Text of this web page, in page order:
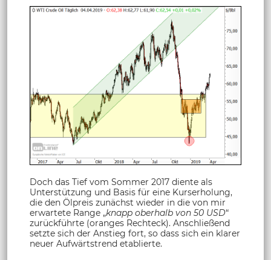
Doch das Tief vom Sommer 2017 diente als
Unterstützung und Basis für eine Kurserholung,
die den Ölpreis zunächst wieder in die von mir
erwartete Range „knapp oberhalb von 50 USD“
zurückführte (oranges Rechteck). Anschließend
setzte sich der Anstieg fort, so dass sich ein klarer
neuer Aufwärtstrend etablierte.